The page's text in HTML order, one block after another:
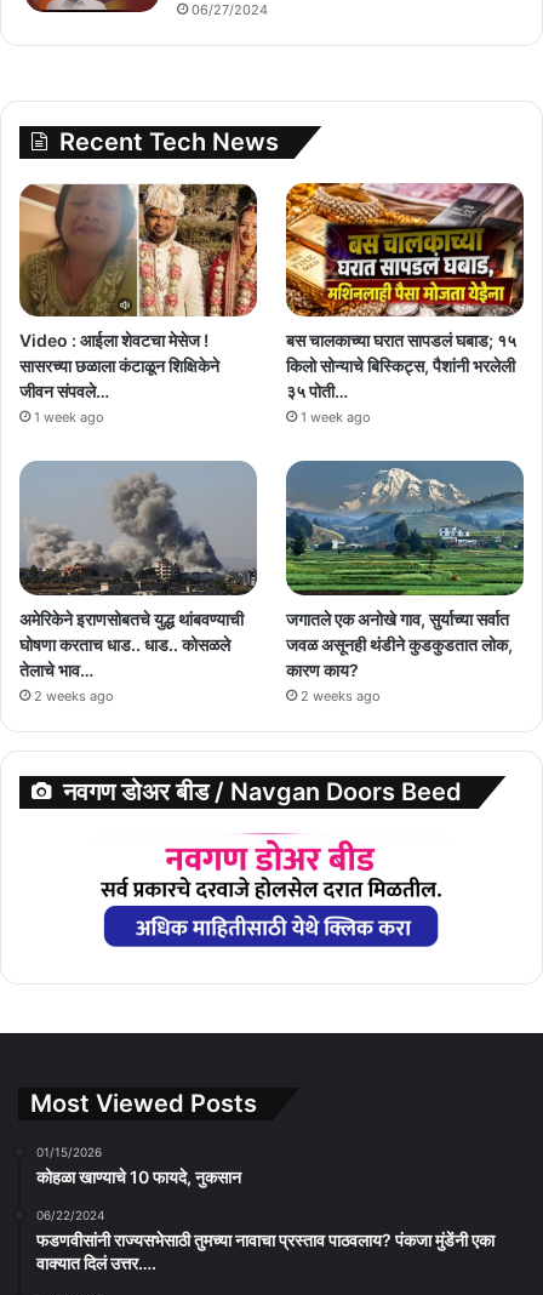
06/27/2024
Recent Tech News
Video : आईला शेवटचा मेसेज !
सासरच्या छळाला कंटाळून शिक्षिकेने
जीवन संपवले…
1 week ago
बस चालकाच्या घरात सापडलं घबाड; १५
किलो सोन्याचे बिस्किट्स, पैशांनी भरलेली
३५ पोती…
1 week ago
अमेरिकेने इराणसोबतचे युद्ध थांबवण्याची
घोषणा करताच धाड.. धाड.. कोसळले
तेलाचे भाव…
2 weeks ago
जगातले एक अनोखे गाव, सुर्याच्या सर्वात
जवळ असूनही थंडीने कुडकुडतात लोक,
कारण काय?
2 weeks ago
नवगण डोअर बीड / Navgan Doors Beed
Most Viewed Posts
01/15/2026
कोहळा खाण्याचे 10 फायदे, नुकसान
06/22/2024
फडणवीसांनी राज्यसभेसाठी तुमच्या नावाचा प्रस्ताव पाठवलाय? पंकजा मुंडेंनी एका
वाक्यात दिलं उत्तर….